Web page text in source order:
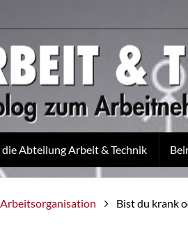
die Abteilung Arbeit & Technik
Arbeitsorganisation Bist du krank